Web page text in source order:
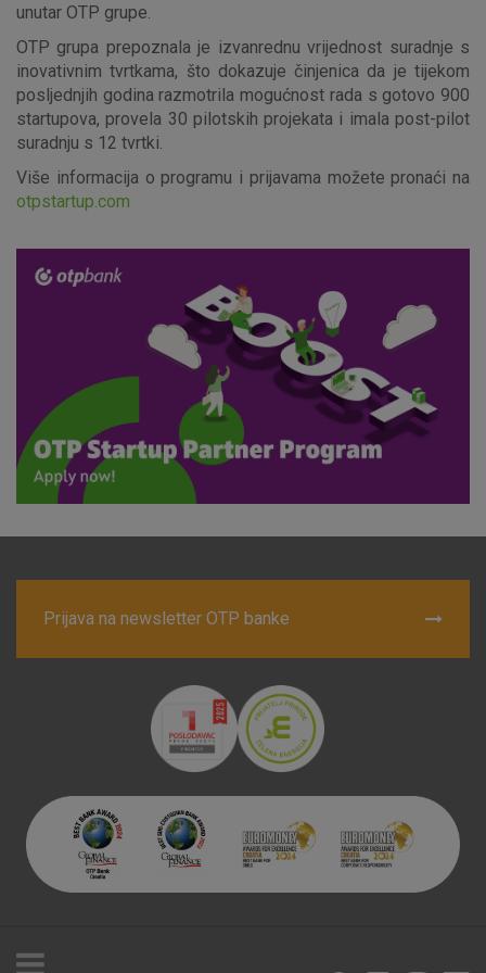
unutar OTP grupe.
OTP grupa prepoznala je izvanrednu vrijednost suradnje s
inovativnim tvrtkama, što dokazuje činjenica da je tijekom
posljednjih godina razmotrila mogućnost rada s gotovo 900
startupova, provela 30 pilotskih projekata i imala post-pilot
suradnju s 12 tvrtki.
Više informacija o programu i prijavama možete pronaći na
otpstartup.com
Prijava na newsletter OTP banke
Marketinški kolačići
Prihvaćam upotrebu navedenih kolačića
Nužni (tehnički) kolačići - uvijek aktivni
Ovi kolačići nužni su za funkcioniranje internetske stranice i
za uslugama, kao što su postavke kolačića. Svoj preglednik
možete postaviti da blokira te kolačiće ili pošalje upozorenje
o njima, ali u tom slučaju neki dijelovi stranice neće raditi. Ti
kolačići ne pohranjuju nikakve informacije koje bi vas mogle
identificirati.
Detaljnije informacije o kolačićima